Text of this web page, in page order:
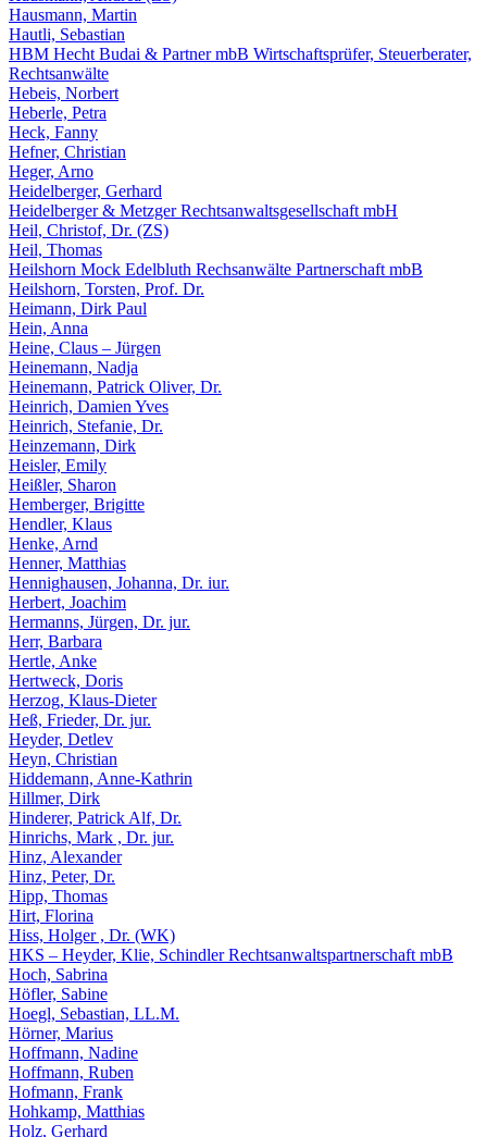
Hausmann, Martin
Hautli, Sebastian
HBM Hecht Budai & Partner mbB Wirtschaftsprüfer, Steuerberater,
Rechtsanwälte
Hebeis, Norbert
Heberle, Petra
Heck, Fanny
Hefner, Christian
Heger, Arno
Heidelberger, Gerhard
Heidelberger & Metzger Rechtsanwaltsgesellschaft mbH
Heil, Christof, Dr. (ZS)
Heil, Thomas
Heilshorn Mock Edelbluth Rechsanwälte Partnerschaft mbB
Heilshorn, Torsten, Prof. Dr.
Heimann, Dirk Paul
Hein, Anna
Heine, Claus – Jürgen
Heinemann, Nadja
Heinemann, Patrick Oliver, Dr.
Heinrich, Damien Yves
Heinrich, Stefanie, Dr.
Heinzemann, Dirk
Heisler, Emily
Heißler, Sharon
Hemberger, Brigitte
Hendler, Klaus
Henke, Arnd
Henner, Matthias
Hennighausen, Johanna, Dr. iur.
Herbert, Joachim
Hermanns, Jürgen, Dr. jur.
Herr, Barbara
Hertle, Anke
Hertweck, Doris
Herzog, Klaus-Dieter
Heß, Frieder, Dr. jur.
Heyder, Detlev
Heyn, Christian
Hiddemann, Anne-Kathrin
Hillmer, Dirk
Hinderer, Patrick Alf, Dr.
Hinrichs, Mark , Dr. jur.
Hinz, Alexander
Hinz, Peter, Dr.
Hipp, Thomas
Hirt, Florina
Hiss, Holger , Dr. (WK)
HKS – Heyder, Klie, Schindler Rechtsanwaltspartnerschaft mbB
Hoch, Sabrina
Höfler, Sabine
Hoegl, Sebastian, LL.M.
Hörner, Marius
Hoffmann, Nadine
Hoffmann, Ruben
Hofmann, Frank
Hohkamp, Matthias
Holz, Gerhard